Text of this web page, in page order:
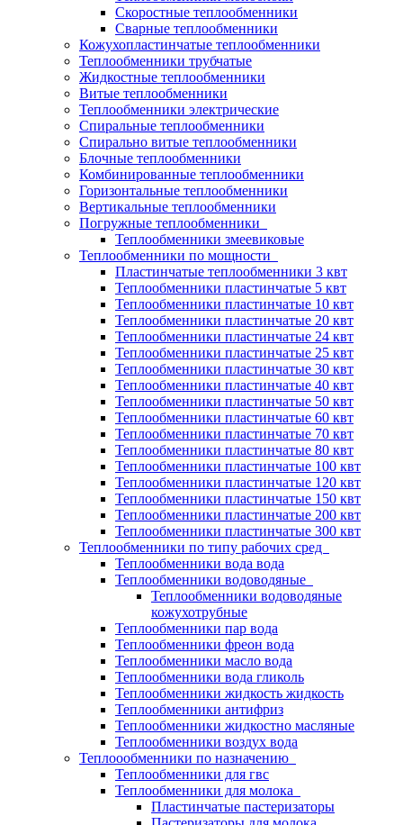
Скоростные теплообменники
Сварные теплообменники
Кожухопластинчатые теплообменники
Теплообменники трубчатые
Жидкостные теплообменники
Витые теплообменники
Теплообменники электрические
Спиральные теплообменники
Спирально витые теплообменники
Блочные теплообменники
Комбинированные теплообменники
Горизонтальные теплообменники
Вертикальные теплообменники
Погружные теплообменники
Теплообменники змеевиковые
Теплообменники по мощности
Пластинчатые теплообменники 3 квт
Теплообменники пластинчатые 5 квт
Теплообменники пластинчатые 10 квт
Теплообменники пластинчатые 20 квт
Теплообменники пластинчатые 24 квт
Теплообменники пластинчатые 25 квт
Теплообменники пластинчатые 30 квт
Теплообменники пластинчатые 40 квт
Теплообменники пластинчатые 50 квт
Теплообменники пластинчатые 60 квт
Теплообменники пластинчатые 70 квт
Теплообменники пластинчатые 80 квт
Теплообменники пластинчатые 100 квт
Теплообменники пластинчатые 120 квт
Теплообменники пластинчатые 150 квт
Теплообменники пластинчатые 200 квт
Теплообменники пластинчатые 300 квт
Теплообменники по типу рабочих сред
Теплообменники вода вода
Теплообменники водоводяные
Теплообменники водоводяные
кожухотрубные
Теплообменники пар вода
Теплообменники фреон вода
Теплообменники масло вода
Теплообменники вода гликоль
Теплообменники жидкость жидкость
Теплообменники антифриз
Теплообменники жидкостно масляные
Теплообменники воздух вода
Теплоообменники по назначению
Теплообменники для гвс
Теплообменники для молока
Пластинчатые пастеризаторы